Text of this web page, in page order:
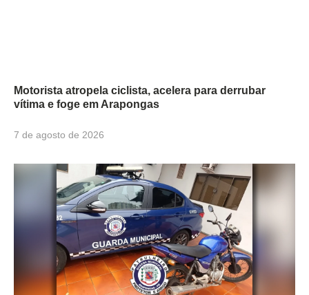
Motorista atropela ciclista, acelera para derrubar
vítima e foge em Arapongas
7 de agosto de 2026